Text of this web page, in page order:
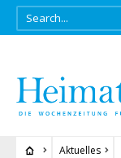
Aktuelles